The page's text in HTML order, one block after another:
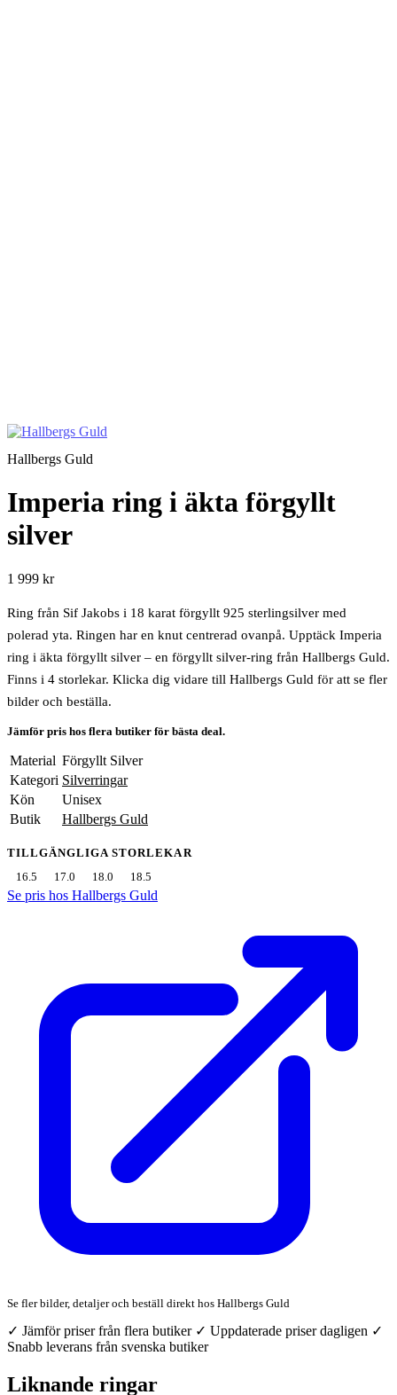
Hallbergs Guld
Imperia ring i äkta förgyllt
silver
1 999 kr
Ring från Sif Jakobs i 18 karat förgyllt 925 sterlingsilver med
polerad yta. Ringen har en knut centrerad ovanpå. Upptäck Imperia
ring i äkta förgyllt silver – en förgyllt silver-ring från Hallbergs Guld.
Finns i 4 storlekar. Klicka dig vidare till Hallbergs Guld för att se fler
bilder och beställa.
Jämför pris hos flera butiker för bästa deal.
Material Förgyllt Silver
Kategori Silverringar
Kön
Unisex
Butik
Hallbergs Guld
TILLGÄNGLIGA STORLEKAR
16.5
17.0 18.0 18.5
Se pris hos Hallbergs Guld
Se fler bilder, detaljer och beställ direkt hos Hallbergs Guld
✓ Jämför priser från flera butiker ✓ Uppdaterade priser dagligen ✓
Snabb leverans från svenska butiker
Liknande ringar